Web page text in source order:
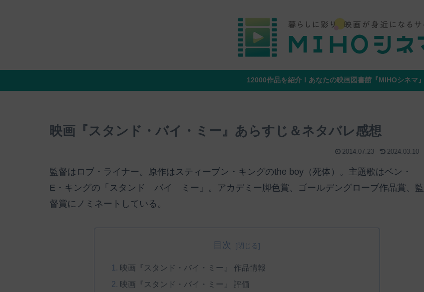
12000作品を紹介！あなたの映画図書館『MIHOシネマ』
映画『スタンド・バイ・ミー』あらすじ＆ネタバレ感想
2014.07.23 2024.03.10
監督はロブ・ライナー。原作はスティーブン・キングのthe boy（死体）。主題歌はベン・
E・キングの「スタンド バイ ミー」。アカデミー脚色賞、ゴールデングローブ作品賞、監
督賞にノミネートしている。
目次
映画『スタンド・バイ・ミー』 作品情報
映画『スタンド・バイ・ミー』 評価